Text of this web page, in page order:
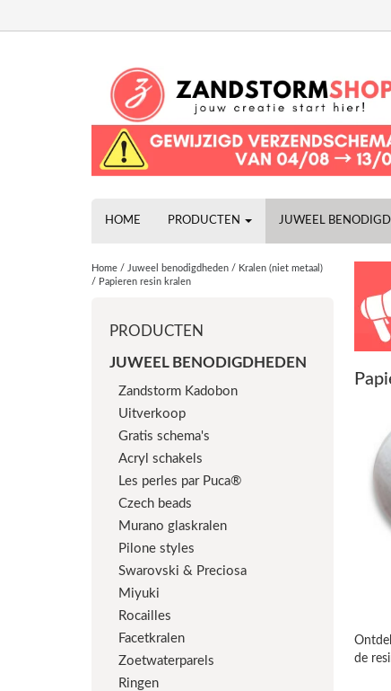
HOME PRODUCTEN JUWEEL
Home / Juweel benodigdheden / Kralen (niet metaal)
/ Papieren resin kralen
PRODUCTEN
JUWEEL BENODIGDHEDEN
Zandstorm Kadobon
Uitverkoop
Gratis schema's
Acryl schakels
Les perles par Puca®
Czech beads
Murano glaskralen
Pilone styles
Swarovski & Preciosa
Miyuki
Rocailles
Facetkralen
Zoetwaterparels
Ringen
de